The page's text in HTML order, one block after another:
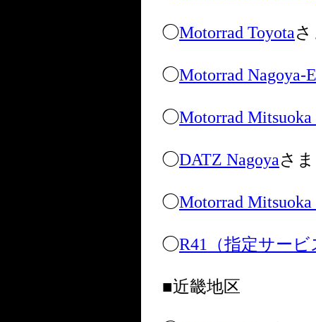
◯Motorrad Toyota
◯Motorrad Nagoya-
◯Motorrad
◯DATZ Nagoyaさま
◯Motorrad
◯R41（指定サー
■近畿地区